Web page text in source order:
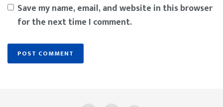
Save my name, email, and website in this browser
for the next time I comment.